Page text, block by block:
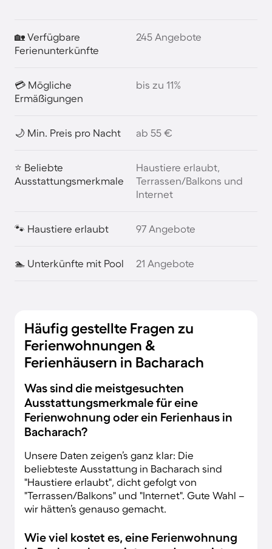
🏡 Verfügbare
Ferienunterkünfte
245 Angebote
💳 Mögliche
Ermäßigungen
bis zu 11%
🌙 Min. Preis pro Nacht ab 55 €
⭐ Beliebte
Ausstattungsmerkmale
Haustiere erlaubt,
Terrassen/Balkons und
Internet
🐾 Haustiere erlaubt 97 Angebote
🏊 Unterkünfte mit Pool 21 Angebote
Häufig gestellte Fragen zu
Ferienwohnungen &
Ferienhäusern in Bacharach
Was sind die meistgesuchten
Ausstattungsmerkmale für eine
Ferienwohnung oder ein Ferienhaus in
Bacharach?
Unsere Daten zeigen’s ganz klar: Die
beliebteste Ausstattung in Bacharach sind
"Haustiere erlaubt", dicht gefolgt von
"Terrassen/Balkons" und "Internet". Gute Wahl –
wir hätten’s genauso gemacht.
Wie viel kostet es, eine Ferienwohnung